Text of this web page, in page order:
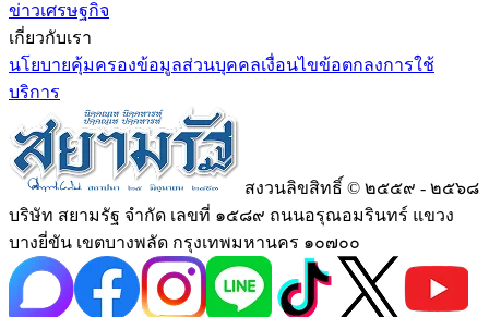
ข่าวเศรษฐกิจ
เกี่ยวกับเรา
นโยบายคุ้มครองข้อมูลส่วนบุคคลเงื่อนไขข้อตกลงการใช้
บริการ
สงวนลิขสิทธิ์ © ๒๕๕๙ - ๒๕๖๘
บริษัท สยามรัฐ จำกัด เลขที่ ๑๕๘๙ ถนนอรุณอมรินทร์ แขวง
บางยี่ขัน เขตบางพลัด กรุงเทพมหานคร ๑๐๗๐๐